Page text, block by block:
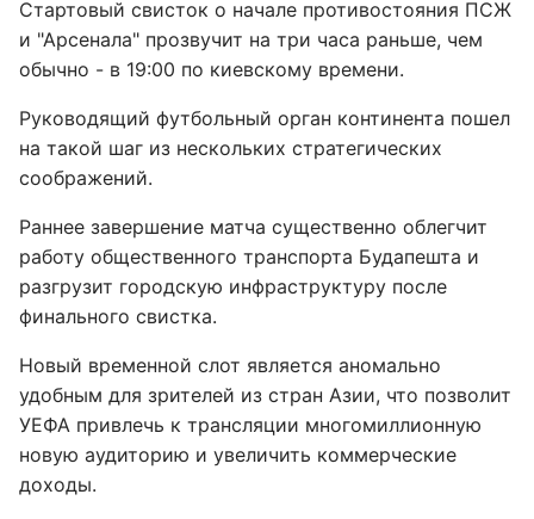
Стартовый свисток о начале противостояния ПСЖ
и "Арсенала" прозвучит на три часа раньше, чем
обычно - в 19:00 по киевскому времени.
Руководящий футбольный орган континента пошел
на такой шаг из нескольких стратегических
соображений.
Раннее завершение матча существенно облегчит
работу общественного транспорта Будапешта и
разгрузит городскую инфраструктуру после
финального свистка.
Новый временной слот является аномально
удобным для зрителей из стран Азии, что позволит
УЕФА привлечь к трансляции многомиллионную
новую аудиторию и увеличить коммерческие
доходы.